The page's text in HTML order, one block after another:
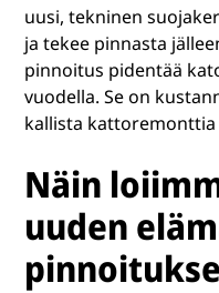
uusi, tekninen
ja tekee pinnasta
pinnoitus pidentää
vuodella. Se on
kallista
Näin
uuden